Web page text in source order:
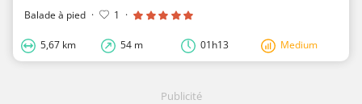
Balade à pied · 1 ·
5,67 km 54 m 01h13 Medium
Publicité